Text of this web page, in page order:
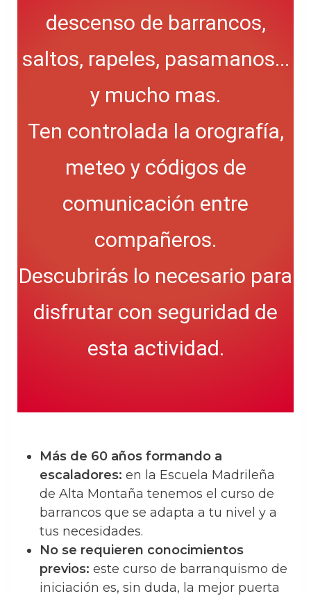
descenso de barrancos,
saltos, rapeles, pasamanos...
y mucho mas.
Ten controlada la orografía,
meteo y códigos de
comunicación entre
compañeros.
Descubrirás lo necesario para
disfrutar con seguridad de
esta actividad.
Más de 60 años formando a
escaladores: en la Escuela Madrileña
de Alta Montaña tenemos el curso de
barrancos que se adapta a tu nivel y a
tus necesidades.
No se requieren conocimientos
previos: este curso de barranquismo de
iniciación es, sin duda, la mejor puerta